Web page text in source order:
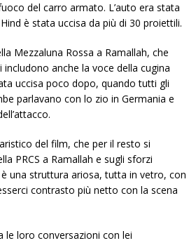
del carro armato. L’auto era stata
è stata uccisa da più di 30 proiettili.
Mezzaluna Rossa a Ramallah, che
anche la voce della cugina
uccisa poco dopo, quando tutti gli
parlavano con lo zio in Germania e
del film, che per il resto si
PRCS a Ramallah e sugli sforzi
una struttura ariosa, tutta in vetro, con
contrasto più netto con la scena
le loro conversazioni con lei